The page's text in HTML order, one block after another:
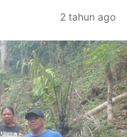
2 tahun ago